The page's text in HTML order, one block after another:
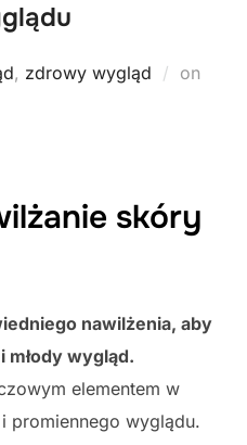
, zdrowy wygląd on
skóry
nawilżenia, aby
młody wygląd.
elementem w
promiennego wyglądu.